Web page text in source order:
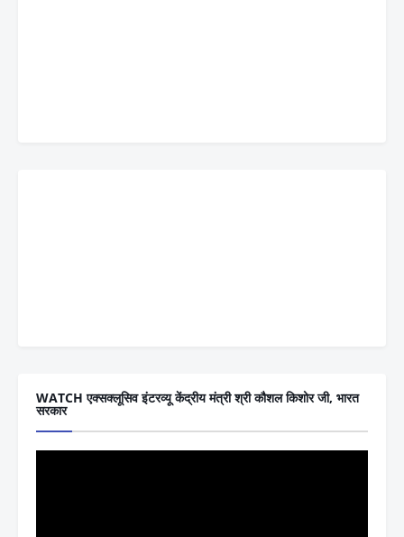
WATCH एक्सक्लूसिव इंटरव्यू केंद्रीय मंत्री श्री कौशल किशोर जी, भारत
सरकार